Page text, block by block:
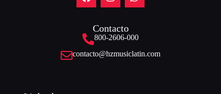
Contacto
800-2606-000
contacto@hzmusiclatin.com